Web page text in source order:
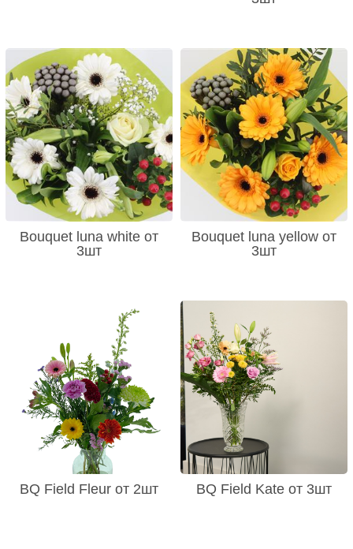
Bouquet luna white от
3шт
Bouquet luna yellow от
3шт
BQ Field Fleur от 2шт BQ Field Kate от 3шт